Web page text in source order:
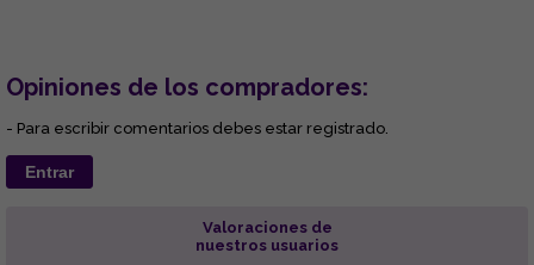
Opiniones de los compradores:
- Para escribir comentarios debes estar registrado.
Entrar
Valoraciones de
nuestros usuarios